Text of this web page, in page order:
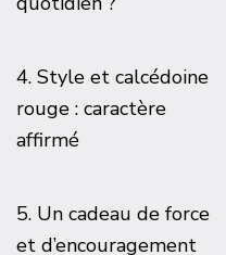
4. Style et calcédoine
rouge : caractère
affirmé
5. Un cadeau de force
et d’encouragement